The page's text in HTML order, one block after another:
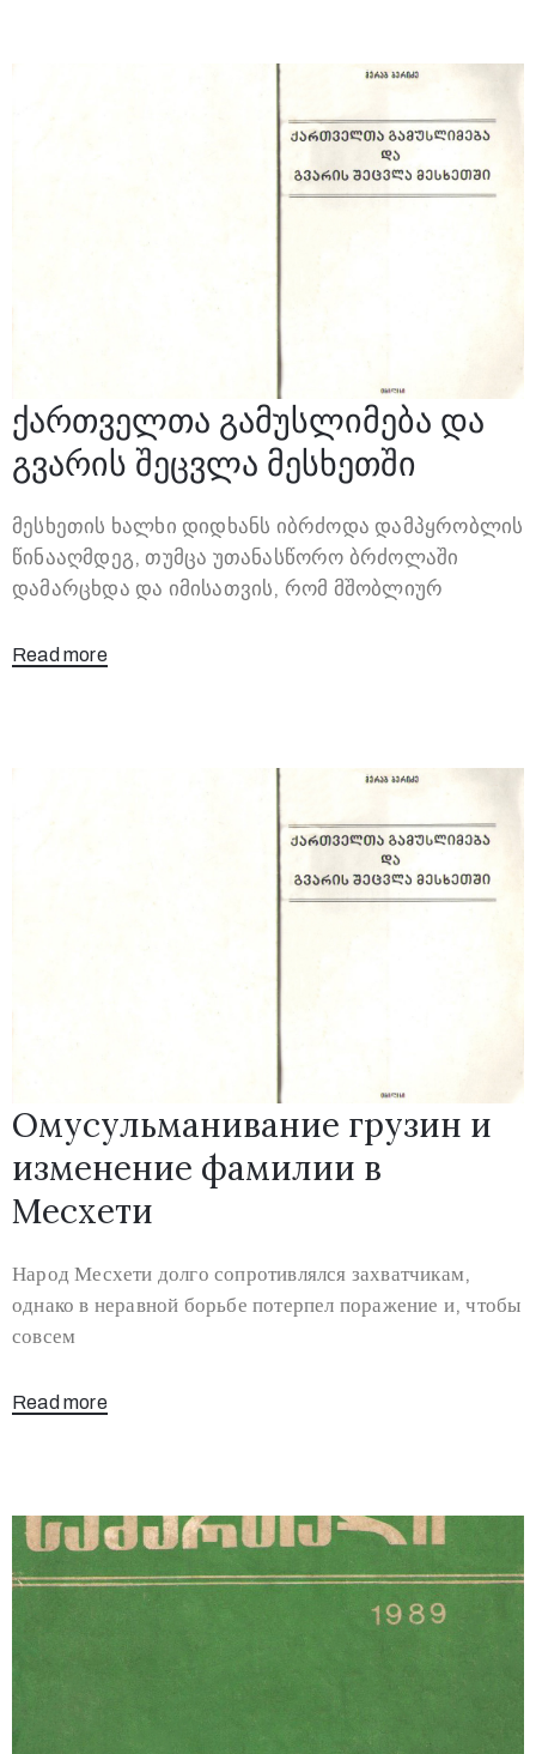
ქართველთა გამუსლიმება და
გვარის შეცვლა მესხეთში
მესხეთის ხალხი დიდხანს იბრძოდა დამპყრობლის
წინააღმდეგ, თუმცა უთანასწორო ბრძოლაში
დამარცხდა და იმისათვის, რომ მშობლიურ
Read more
Омусульманивание грузин и
изменение фамилии в
Месхети
Народ Месхети долго сопротивлялся захватчикам,
однако в неравной борьбе потерпел поражение и, чтобы
совсем
Read more